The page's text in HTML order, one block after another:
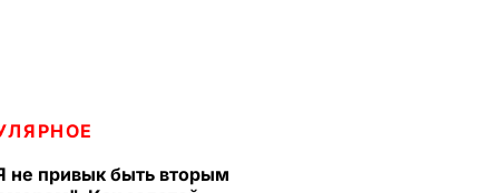
не привык быть вторым